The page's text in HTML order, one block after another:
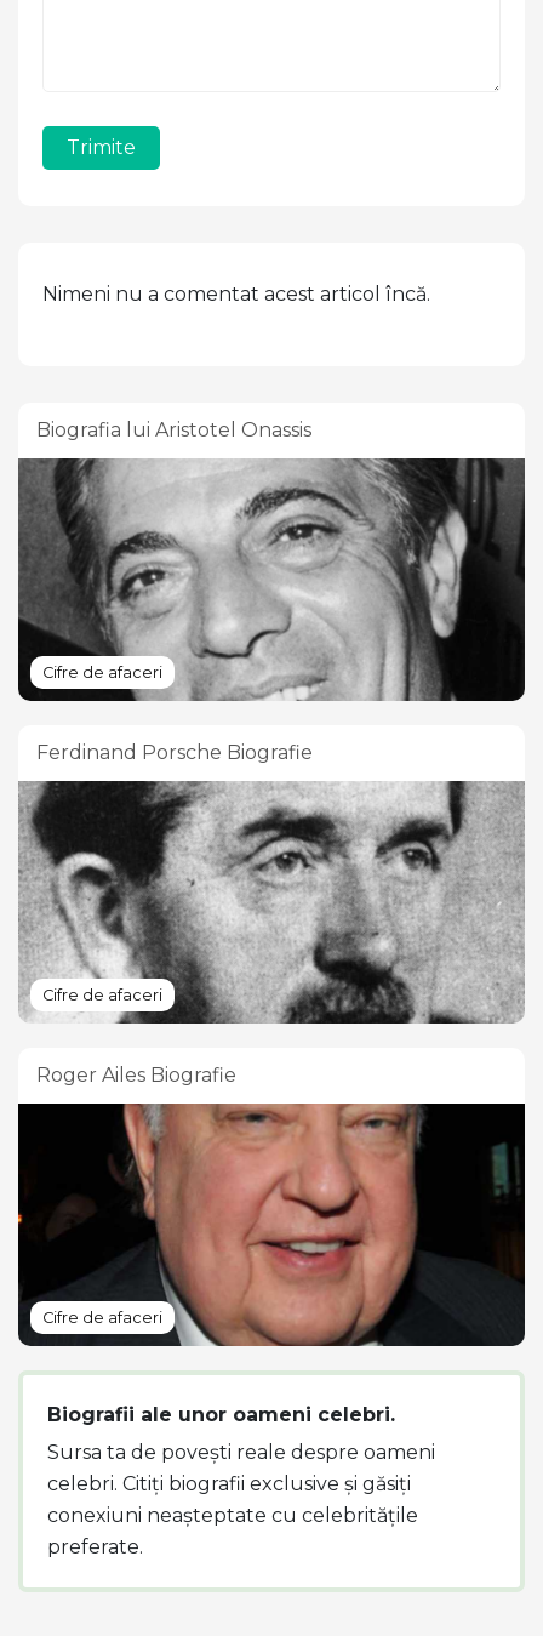
Trimite
Nimeni nu a comentat acest articol încă.
Biografia lui Aristotel Onassis
Cifre de afaceri
Ferdinand Porsche Biografie
Cifre de afaceri
Roger Ailes Biografie
Cifre de afaceri
Biografii ale unor oameni celebri.
Sursa ta de povești reale despre oameni
celebri. Citiți biografii exclusive și găsiți
conexiuni neașteptate cu celebritățile
preferate.